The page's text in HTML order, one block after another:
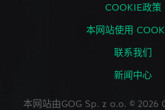
COOKIE政策
本网站使用
联系我们
新闻中心
本网站由GOG Sp. z o.o. © 2026